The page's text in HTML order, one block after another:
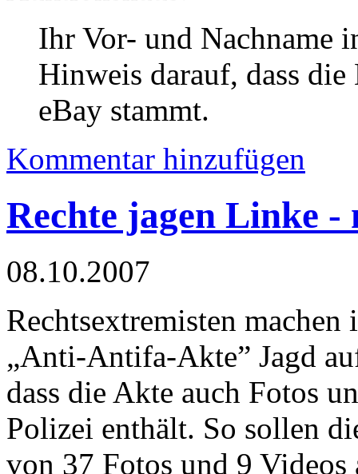
Ihr Vor- und Nachname
Hinweis darauf, dass
eBay stammt.
Kommentar hinzufügen
Rechte jagen Linke -
08.10.2007
Rechtsextremisten
„Anti-Antifa-Akte” Jagd
dass die Akte auch Fotos
Polizei enthält. So sollen
von 37 Fotos und 9